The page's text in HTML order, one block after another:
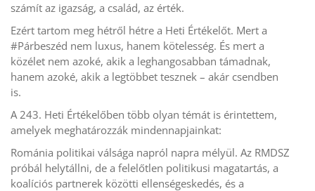
számít az igazság, a család, az érték.
Ezért tartom meg hétről hétre a Heti Értékelőt. Mert a
#Párbeszéd nem luxus, hanem kötelesség. És mert a
közélet nem azoké, akik a leghangosabban támadnak,
hanem azoké, akik a legtöbbet tesznek – akár csendben
is.
A 243. Heti Értékelőben több olyan témát is érintettem,
amelyek meghatározzák mindennapjainkat:
Románia politikai válsága napról napra mélyül. Az RMDSZ
próbál helytállni, de a felelőtlen politikusi magatartás, a
koalíciós partnerek közötti ellenségeskedés, és a